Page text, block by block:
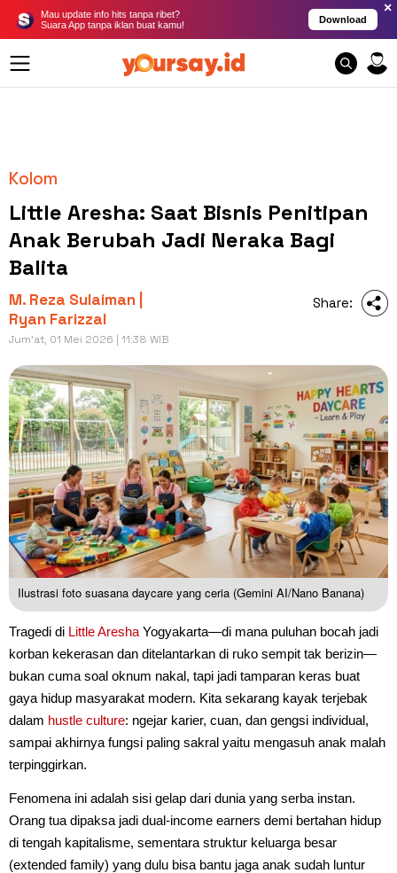
Mau update info hits tanpa ribet?
Suara App tanpa iklan buat kamu!
Download
×
Kolom
Little Aresha: Saat Bisnis Penitipan
Anak Berubah Jadi Neraka Bagi
Balita
M. Reza Sulaiman |
Ryan Farizzal
Jum'at, 01 Mei 2026 | 11:38 WIB
Share:
Ilustrasi foto suasana daycare yang ceria (Gemini AI/Nano Banana)
Tragedi di Little Aresha Yogyakarta—di mana puluhan bocah jadi
korban kekerasan dan ditelantarkan di ruko sempit tak berizin—
bukan cuma soal oknum nakal, tapi jadi tamparan keras buat
gaya hidup masyarakat modern. Kita sekarang kayak terjebak
dalam hustle culture: ngejar karier, cuan, dan gengsi individual,
sampai akhirnya fungsi paling sakral yaitu mengasuh anak malah
terpinggirkan.
Fenomena ini adalah sisi gelap dari dunia yang serba instan.
Orang tua dipaksa jadi dual-income earners demi bertahan hidup
di tengah kapitalisme, sementara struktur keluarga besar
(extended family) yang dulu bisa bantu jaga anak sudah luntur